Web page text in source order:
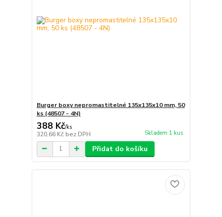
Burger boxy nepromastitelné 135x135x10 mm, 50
ks (48507 - 4N)
388 Kč/ks
320,66 Kč bez DPH Skladem 1 kus
Přidat do košíku